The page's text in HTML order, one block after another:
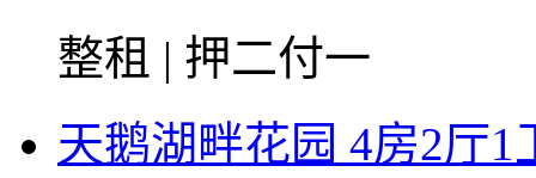
整租 | 押二付一
天鹅湖畔花园 4房2厅1